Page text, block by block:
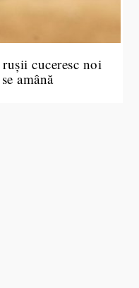
cuceresc noi
amână